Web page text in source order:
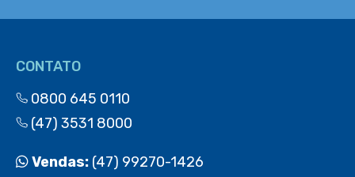
CONTATO
0800 645 0110
(47) 3531 8000
Vendas: (47) 99270-1426